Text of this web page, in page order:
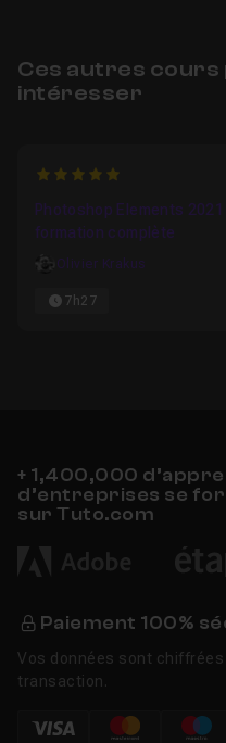
Ces autres
intéresser
5
Photoshop Elements 2021
formation complète
Olivier Krakus
7h27
+ 1,400,000
d’entreprises se
sur Tuto.com
Paiement 100%
Vos données sont
transaction.